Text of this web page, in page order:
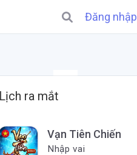
Đăng nhập
Lịch ra mắt
Vạn Tiên Chiến
Nhập vai